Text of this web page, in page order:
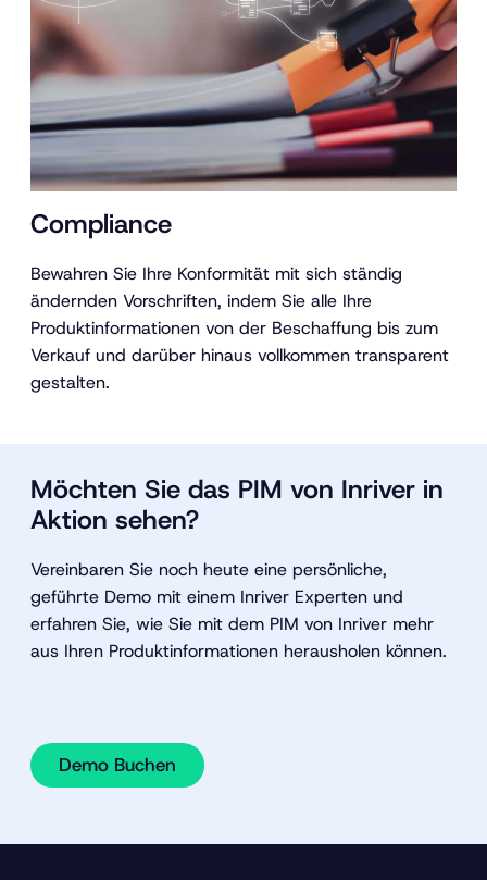
Compliance
Bewahren Sie Ihre Konformität mit sich ständig
ändernden Vorschriften, indem Sie alle Ihre
Produktinformationen von der Beschaffung bis zum
Verkauf und darüber hinaus vollkommen transparent
gestalten.
Möchten Sie das PIM von Inriver in
Aktion sehen?
Vereinbaren Sie noch heute eine persönliche,
geführte Demo mit einem Inriver Experten und
erfahren Sie, wie Sie mit dem PIM von Inriver mehr
aus Ihren Produktinformationen herausholen können.
Demo Buchen